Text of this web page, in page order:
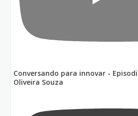
Conversando para innovar -
Oliveira Souza